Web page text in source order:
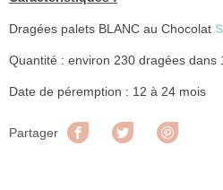
Dragées palets BLANC au Chocolat
Quantité : environ 230 dragées dans
Date de péremption : 12 à 24 mois
Partager Partager Tweet